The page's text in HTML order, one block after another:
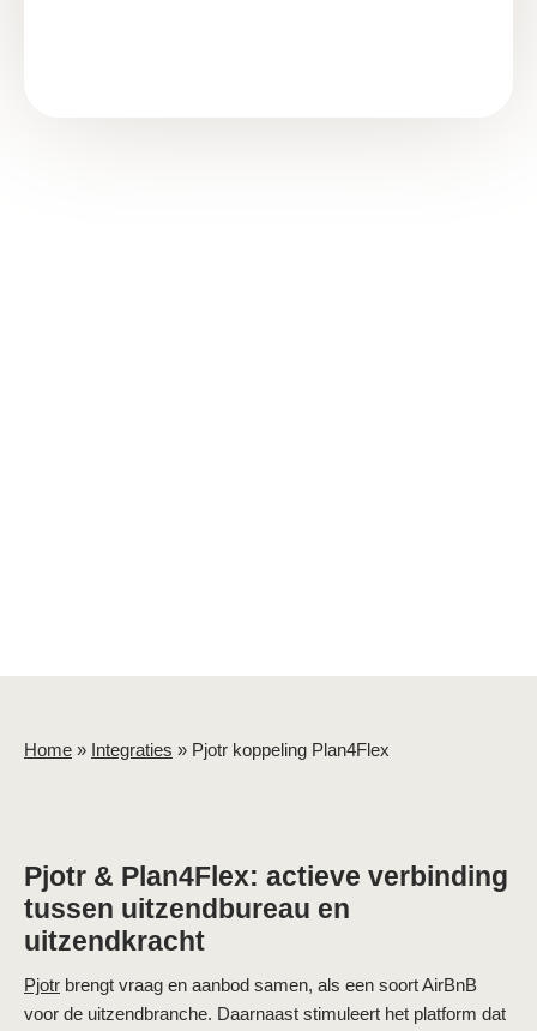
Home » Integraties » Pjotr koppeling Plan4Flex
Pjotr & Plan4Flex: actieve verbinding
tussen uitzendbureau en
uitzendkracht
Pjotr brengt vraag en aanbod samen, als een soort AirBnB
voor de uitzendbranche. Daarnaast stimuleert het platform dat